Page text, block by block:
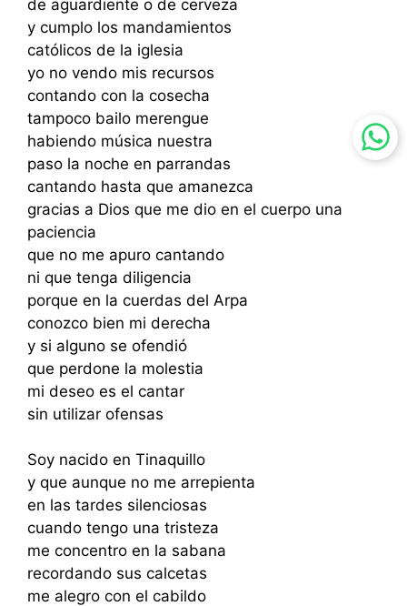
de aguardiente o de cerveza
y cumplo los mandamientos
católicos de la iglesia
yo no vendo mis recursos
contando con la cosecha
tampoco bailo merengue
habiendo música nuestra
paso la noche en parrandas
cantando hasta que amanezca
gracias a Dios que me dio en el cuerpo una
paciencia
que no me apuro cantando
ni que tenga diligencia
porque en la cuerdas del Arpa
conozco bien mi derecha
y si alguno se ofendió
que perdone la molestia
mi deseo es el cantar
sin utilizar ofensas
Soy nacido en Tinaquillo
y que aunque no me arrepienta
en las tardes silenciosas
cuando tengo una tristeza
me concentro en la sabana
recordando sus calcetas
me alegro con el cabildo